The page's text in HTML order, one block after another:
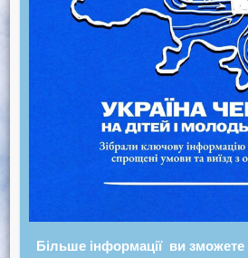
Більше інформації ви зможете